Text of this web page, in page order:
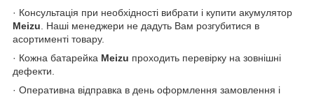
· Консультація при необхідності вибрати і купити акумулятор
Meizu . Наші менеджери не дадуть Вам розгубитися в
асортименті товару.
· Кожна батарейка Meizu проходить перевірку на зовнішні
дефекти.
· Оперативна відправка в день оформлення замовлення і